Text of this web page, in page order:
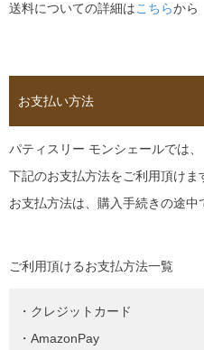
送料についての詳細はこちらから
お支払い方法
パティスリー モンシェールでは、
下記のお支払方法をご利用頂けま
お支払方法は、購入手続きの途中
ご利用頂けるお支払方法一覧
・クレジットカード
・AmazonPay